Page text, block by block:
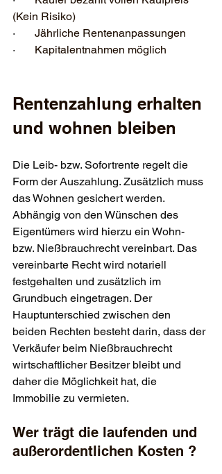
(Kein Risiko)
· Jährliche Rentenanpassungen
· Kapitalentnahmen möglich
Rentenzahlung erhalten
und wohnen bleiben
Die Leib- bzw. Sofortrente regelt die
Form der Auszahlung. Zusätzlich muss
das Wohnen gesichert werden.
Abhängig von den Wünschen des
Eigentümers wird hierzu ein Wohn-
bzw. Nießbrauchrecht vereinbart. Das
vereinbarte Recht wird notariell
festgehalten und zusätzlich im
Grundbuch eingetragen. Der
Hauptunterschied zwischen den
beiden Rechten besteht darin, dass der
Verkäufer beim Nießbrauchrecht
wirtschaftlicher Besitzer bleibt und
daher die Möglichkeit hat, die
Immobilie zu vermieten.
Wer trägt die laufenden und
außerordentlichen Kosten ?